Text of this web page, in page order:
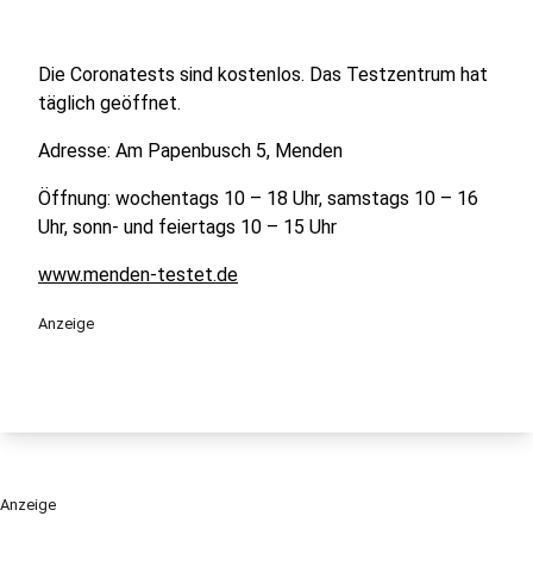
Die Coronatests sind kostenlos. Das Testzentrum hat
täglich geöffnet.
Adresse: Am Papenbusch 5, Menden
Öffnung: wochentags 10 – 18 Uhr, samstags 10 – 16
Uhr, sonn- und feiertags 10 – 15 Uhr
www.menden-testet.de
Anzeige
Anzeige